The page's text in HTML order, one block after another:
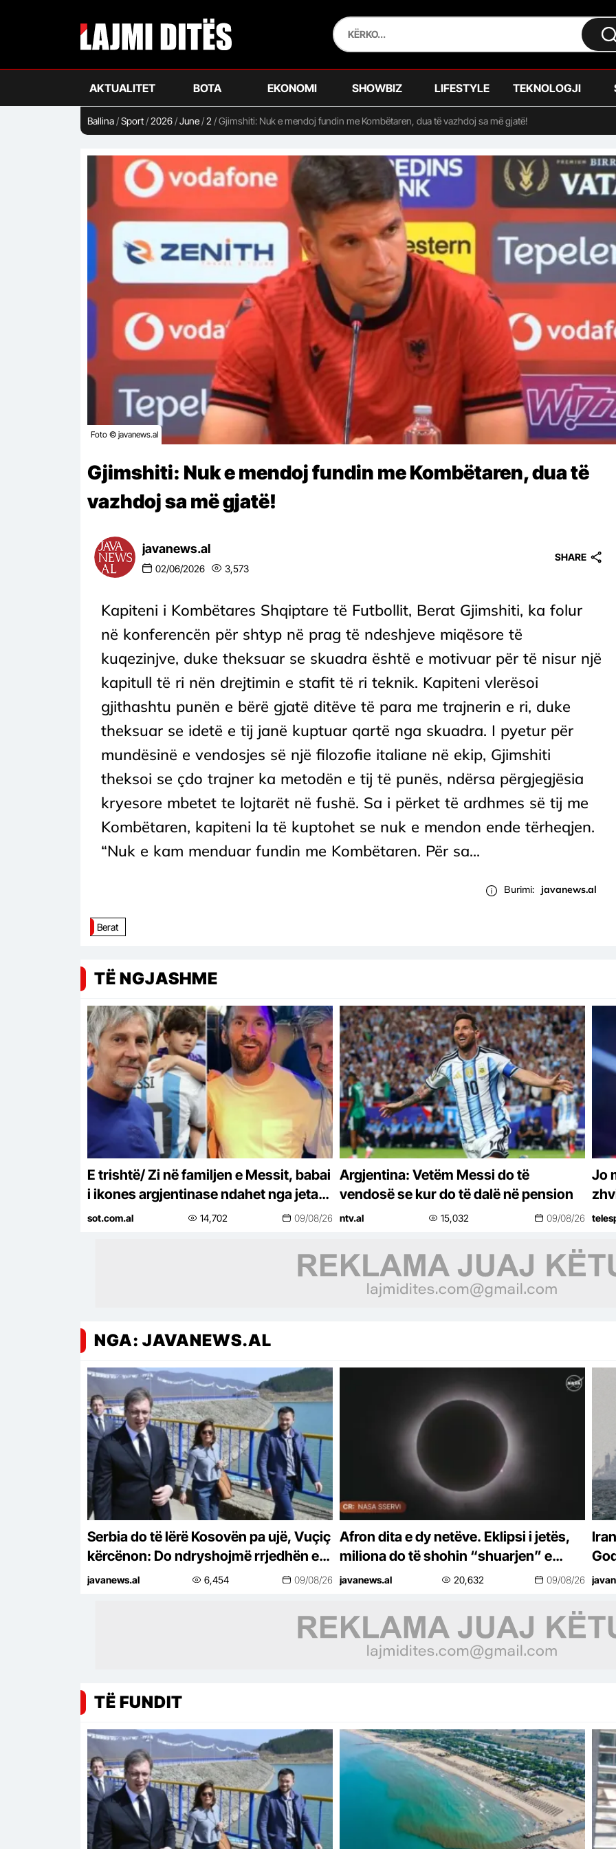
AKTUALITET BOTA EKONOMI SHOWBIZ LIFESTYLE TEKNOLOGJI
Ballina/Sport/2026/June/2 /Gjimshiti: Nuk e mendoj fundin me Kombëtaren, dua të vazhdoj sa më gjatë!
Foto © javanews.al
Gjimshiti: Nuk e mendoj fundin me Kombëtaren, dua të
vazhdoj sa më gjatë!
javanews.al
02/06/2026 3,573
SHARE
Kapiteni i Kombëtares Shqiptare të Futbollit, Berat Gjimshiti, ka folur
në konferencën për shtyp në prag të ndeshjeve miqësore të
kuqezinjve, duke theksuar se skuadra është e motivuar për të nisur një
kapitull të ri nën drejtimin e stafit të ri teknik. Kapiteni vlerësoi
gjithashtu punën e bërë gjatë ditëve të para me trajnerin e ri, duke
theksuar se idetë e tij janë kuptuar qartë nga skuadra. I pyetur për
mundësinë e vendosjes së një filozofie italiane në ekip, Gjimshiti
theksoi se çdo trajner ka metodën e tij të punës, ndërsa përgjegjësia
kryesore mbetet te lojtarët në fushë. Sa i përket të ardhmes së tij me
Kombëtaren, kapiteni la të kuptohet se nuk e mendon ende tërheqjen.
“Nuk e kam menduar fundin me Kombëtaren. Për sa...
Burimi: javanews.al
Berat
TË NGJASHME
E trishtë/ Zi në familjen e Messit, babai
i ikones argjentinase ndahet nga jeta
në moshën 68-vjeçare
sot.com.al 14,702 09/08/26
Argjentina: Vetëm Messi do të
vendosë se kur do të dalë në pension
ntv.al 15,032 09/08/26
Jo
NGA: JAVANEWS.AL
Serbia do të lërë Kosovën pa ujë, Vuçiç
kërcënon: Do ndryshojmë rrjedhën e
Ibrit!
javanews.al 6,454 09/08/26
Afron dita e dy netëve. Eklipsi i jetës,
miliona do të shohin “shuarjen” e
diellit
javanews.al 20,632 09/08/26
TË FUNDIT